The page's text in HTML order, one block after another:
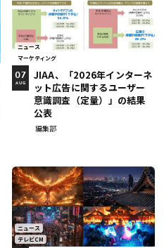
ニュース
マーケティング
JIAA、「2026年インターネ
ット広告に関するユーザー
意識調査（定量）」の結果
公表
編集部
07
AUG
ニュース
テレビCM